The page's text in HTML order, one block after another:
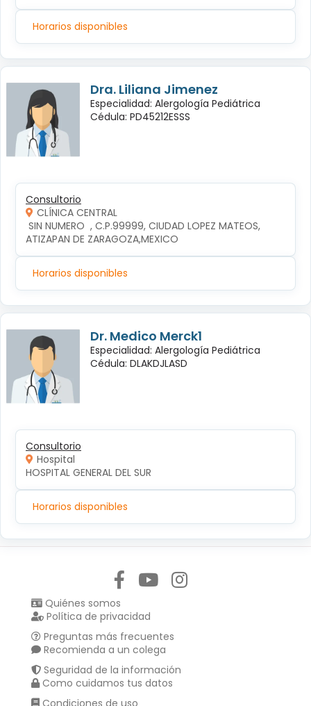
Horarios disponibles
Dra. Liliana Jimenez
Especialidad: Alergología Pediátrica
Cédula: PD45212ESSS
Consultorio
CLÍNICA CENTRAL
ATIZAPAN DE ZARAGOZA,MEXICO
Horarios disponibles
Dr. Medico Merck1
Especialidad: Alergología Pediátrica
Cédula: DLAKDJLASD
Consultorio
Hospital
HOSPITAL GENERAL DEL SUR
Horarios disponibles
Quiénes somos
Política de privacidad
Preguntas más frecuentes
Recomienda a un colega
Seguridad de la información
Como cuidamos tus datos
Condiciones de uso